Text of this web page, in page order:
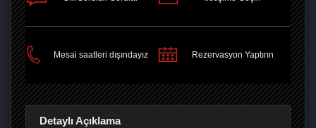
Mesai saatleri dışındayız Rezervasyon Yaptırın
Detaylı Açıklama